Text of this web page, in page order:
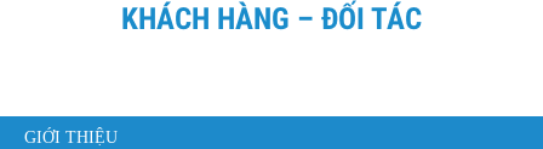
KHÁCH HÀNG – ĐỐI TÁC
GIỚI THIỆU